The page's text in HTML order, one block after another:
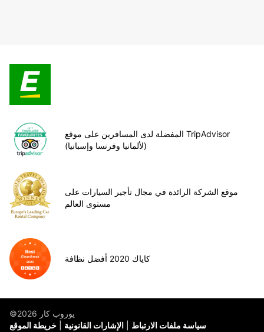
المفضلة لدى المسافرين على موقع TripAdvisor
(لألمانيا وفرنسا وإسبانيا)
موقع الشركة الرائدة في مجال تأجير السيارات على
مستوى العالم
كاياك 2020 أفضل نظافة
©يوروب كار 2026
خريطة الموقع
الإشارات القانونية سياسة ملفات الارتباط